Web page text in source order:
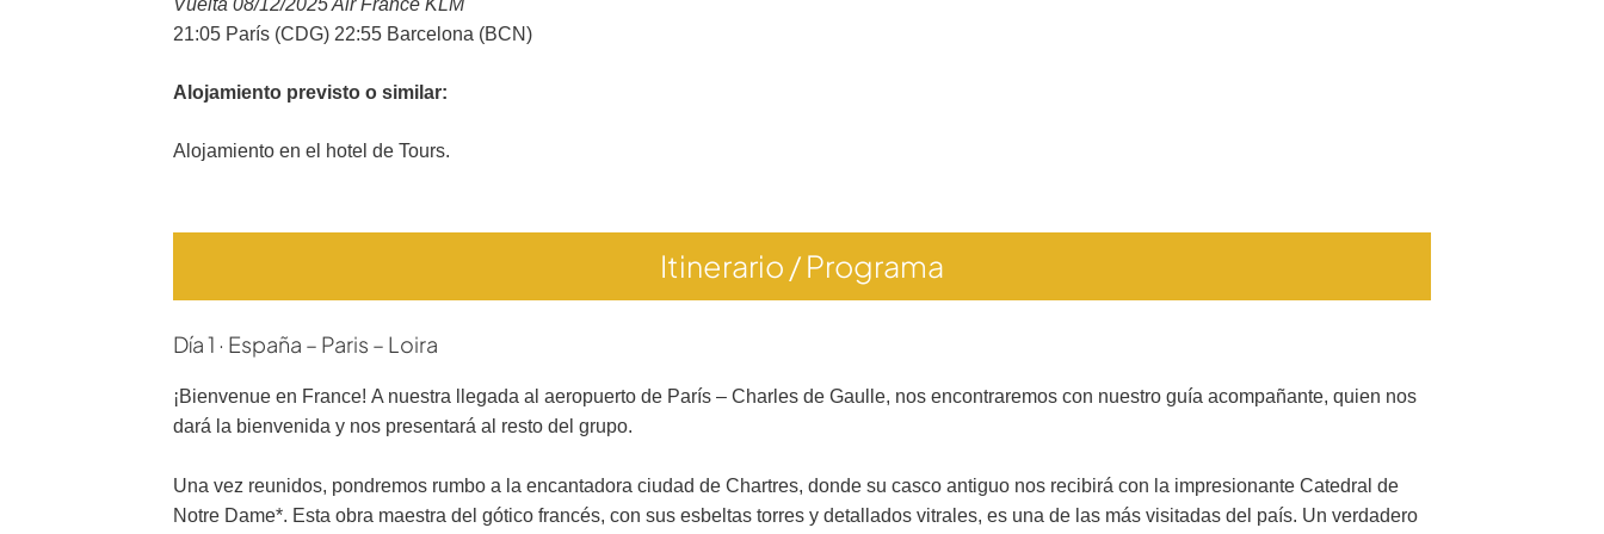
Vuelta 08/12/2025 Air France KLM
21:05 París (CDG) 22:55 Barcelona (BCN)
Alojamiento previsto o similar:
Alojamiento en el hotel de Tours.
Itinerario / Programa
Día 1 · España – Paris – Loira
¡Bienvenue en France! A nuestra llegada al aeropuerto de París – Charles de Gaulle, nos encontraremos con nuestro guía acompañante, quien nos
dará la bienvenida y nos presentará al resto del grupo.
Una vez reunidos, pondremos rumbo a la encantadora ciudad de Chartres, donde su casco antiguo nos recibirá con la impresionante Catedral de
Notre Dame*. Esta obra maestra del gótico francés, con sus esbeltas torres y detallados vitrales, es una de las más visitadas del país. Un verdadero